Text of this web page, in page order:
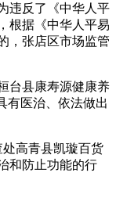
违反了《中华人平
根据《中华人平易
，张店区市场监管
台县康寿源健康养
有医治、依法做出
高青县凯璇百货
和防止功能的行